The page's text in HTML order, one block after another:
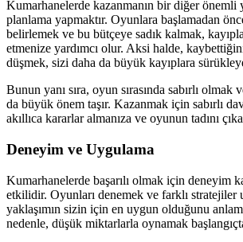
Kumarhanelerde kazanmanın bir diğer
planlama yapmaktır. Oyunlara başlamadan
belirlemek ve bu bütçeye sadık kalmak,
etmenize yardımcı olur. Aksi halde,
düşmek, sizi daha da büyük kayıplara
Bunun yanı sıra, oyun sırasında sabırlı
da büyük önem taşır. Kazanmak için sabırlı
akıllıca kararlar almanıza ve oyunun tadını
Deneyim ve Uygulama
Kumarhanelerde başarılı olmak için deneyim
etkilidir. Oyunları denemek ve farklı stratejiler
yaklaşımın sizin için en uygun olduğunu
nedenle, düşük miktarlarla oynamak